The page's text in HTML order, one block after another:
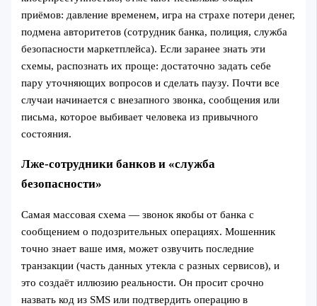
приёмов: давление временем, игра на страхе потери денег,
подмена авторитетов (сотрудник банка, полиция, служба
безопасности маркетплейса). Если заранее знать эти
схемы, распознать их проще: достаточно задать себе
пару уточняющих вопросов и сделать паузу. Почти все
случаи начинается с внезапного звонка, сообщения или
письма, которое выбивает человека из привычного
состояния.
Лже-сотрудники банков и «служба
безопасности»
Самая массовая схема — звонок якобы от банка с
сообщением о подозрительных операциях. Мошенник
точно знает ваше имя, может озвучить последние
транзакции (часть данных утекла с разных сервисов), и
это создаёт иллюзию реальности. Он просит срочно
назвать код из SMS или подтвердить операцию в